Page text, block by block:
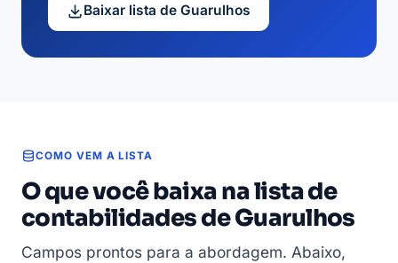
Baixar lista de Guarulhos
COMO VEM A LISTA
O que você baixa na lista de
contabilidades de Guarulhos
Campos prontos para a abordagem. Abaixo,